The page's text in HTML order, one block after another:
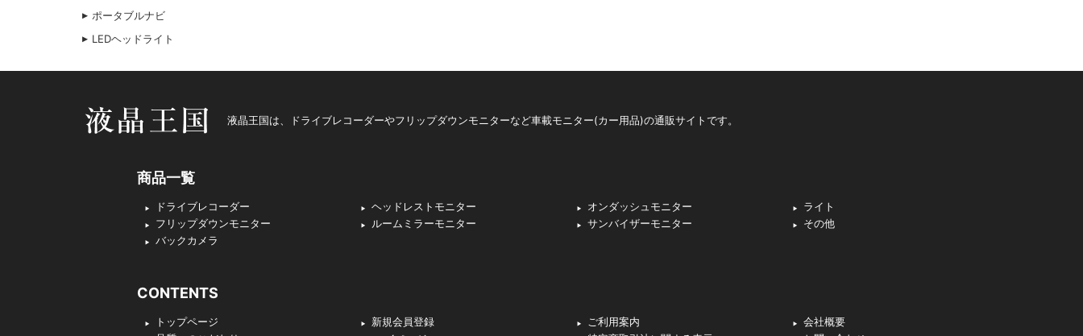
ポータブルナビ
LEDヘッドライト
液晶王国
液晶王国は、ドライブレコーダーやフリップダウンモニターなど車載モニター(カー用品)の通販サイトです。
商品一覧
ドライブレコーダー
フリップダウンモニター
バックカメラ
ヘッドレストモニター
ルームミラーモニター
オンダッシュモニター
サンバイザーモニター
ライト
その他
CONTENTS
トップページ
新規会員登録
ご利用案内
会社概要